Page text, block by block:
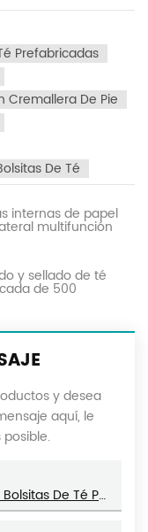
Prefabricadas
Cremallera De Pie
De Té
internas de papel
multifunción
y sellado de té
de 500
y desea
aquí, le
Máquina Llenadora Y Selladora De Bolsitas De Té Prefabricadas Verticales Grandes De 1-15 Gramos DL-DZK-1S-A